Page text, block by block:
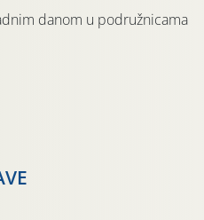
danom u podružnicama